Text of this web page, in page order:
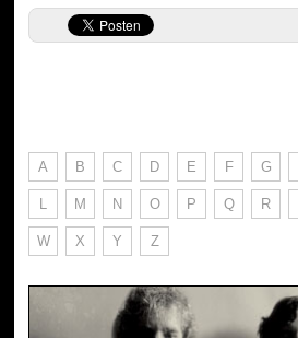
A B C D E F G
L M N O P Q R
W X Y Z